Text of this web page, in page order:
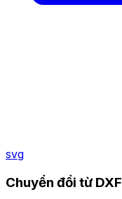
svg
Chuyển đổi từ DXF